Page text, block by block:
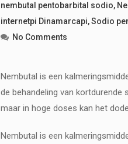
nembutal pentobarbital sodio,
internetpi Dinamarcapi,Sodio
No Comments
Nembutal is een
de behandeling van kortdurende
maar in hoge doses kan het
Nembutal is een